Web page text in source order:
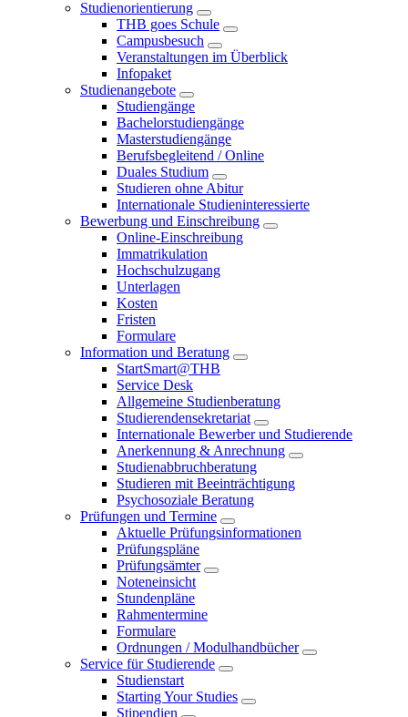
Studienorientierung
THB goes Schule
Campusbesuch
Veranstaltungen im Überblick
Infopaket
Studienangebote
Studiengänge
Bachelorstudiengänge
Masterstudiengänge
Berufsbegleitend / Online
Duales Studium
Studieren ohne Abitur
Internationale Studieninteressierte
Bewerbung und Einschreibung
Online-Einschreibung
Immatrikulation
Hochschulzugang
Unterlagen
Kosten
Fristen
Formulare
Information und Beratung
StartSmart@THB
Service Desk
Allgemeine Studienberatung
Studierendensekretariat
Internationale Bewerber und Studierende
Anerkennung & Anrechnung
Studienabbruchberatung
Studieren mit Beeinträchtigung
Psychosoziale Beratung
Prüfungen und Termine
Aktuelle Prüfungsinformationen
Prüfungspläne
Prüfungsämter
Noteneinsicht
Stundenpläne
Rahmentermine
Formulare
Ordnungen / Modulhandbücher
Service für Studierende
Studienstart
Starting Your Studies
Stipendien